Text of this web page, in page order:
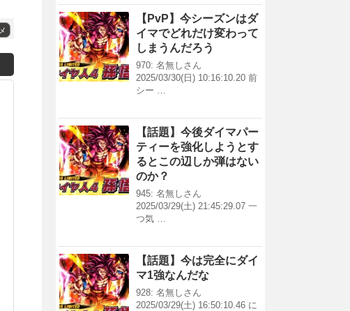
【PvP】今シーズンはダ
イマでどれだけ変わって
しまうんだろう
970: 名無しさん
2025/03/30(日) 10:16:10.20 前
シー …
【話題】今後ダイマパー
ティーを強化しようとす
るとこの辺しか弾はない
のか？
945: 名無しさん
2025/03/29(土) 21:45:29.07 一
つ気 …
【話題】今は完全にダイ
マ1強なんだな
928: 名無しさん
2025/03/29(土) 16:50:10.46 に